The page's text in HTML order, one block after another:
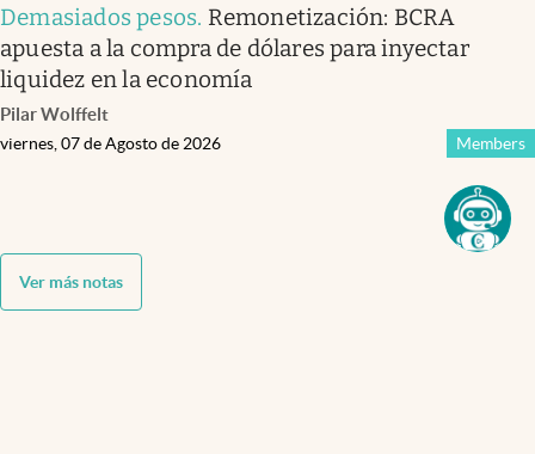
Demasiados pesos. Remonetización: BCRA
apuesta a la compra de dólares para inyectar
liquidez en la economía
Pilar Wolffelt
Members
viernes, 07 de Agosto de 2026
Ver más notas